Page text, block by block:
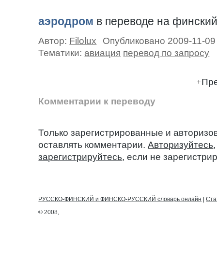
аэродром в переводе на
Автор: Filolux
Опубликовано 2009-11-09
Тематики: авиация перевод по запросу
Комментарии к переводу
Только зарегистрированные и
оставлять комментарии.Авторизуйтесь
зарегистрируйтесь, если не
РУССКО-ФИНСКИЙ и ФИНСКО-РУССКИЙ словарь онлайн |
© 2008,